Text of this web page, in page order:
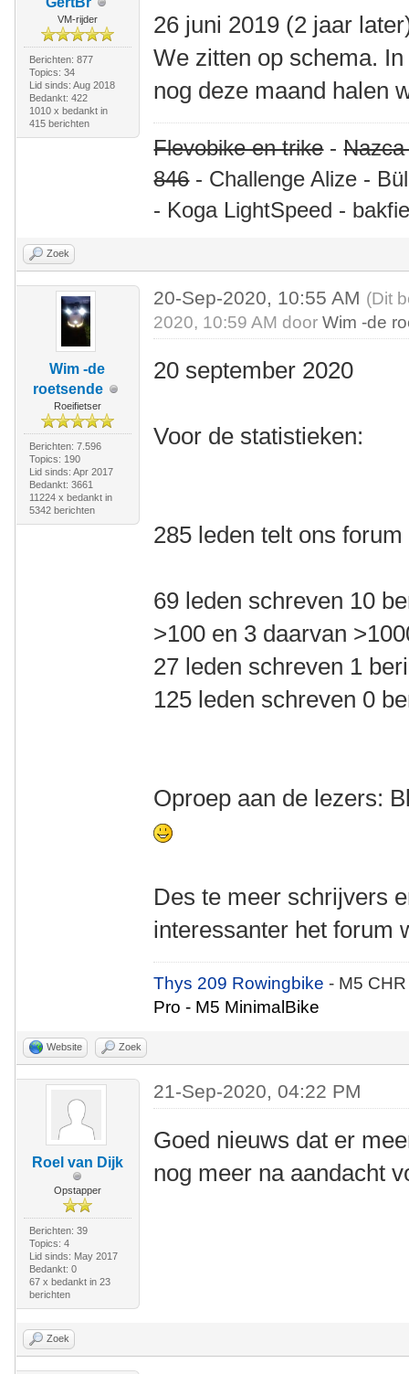
VM-rijder
Berichten: 877
Topics: 34
Lid sinds: Aug 2018
Bedankt: 422
1010 x bedankt in
415 berichten
26 juni 2019 (2 jaar
We zitten op schema.
nog deze maand halen
Flevobike en trike-
846- Challenge Alize -
- Koga LightSpeed -
Zoek
Wim -de
roetsende
Roeifietser
Berichten: 7.596
Topics: 190
Lid sinds: Apr 2017
Bedankt: 3661
11224 x bedankt in
5342 berichten
20-Sep-2020, 10:55 AM (Dit
2020, 10:59 AM doorWim -de
20 september 2020
Voor de statistieken:
285 leden telt ons forum
69 leden schreven 10
>100 en 3 daarvan
27 leden schreven 1
125 leden schreven 0
Oproep aan de lezers:
Des te meer schrijvers
interessanter het forum
Thys 209 Rowingbike- M5
Pro - M5 MinimalBike
Website Zoek
Roel van Dijk
Opstapper
Berichten: 39
Topics: 4
Lid sinds: May 2017
Bedankt: 0
67 x bedankt in 23
berichten
21-Sep-2020, 04:22 PM
Goed nieuws dat er
nog meer na aandacht
Zoek